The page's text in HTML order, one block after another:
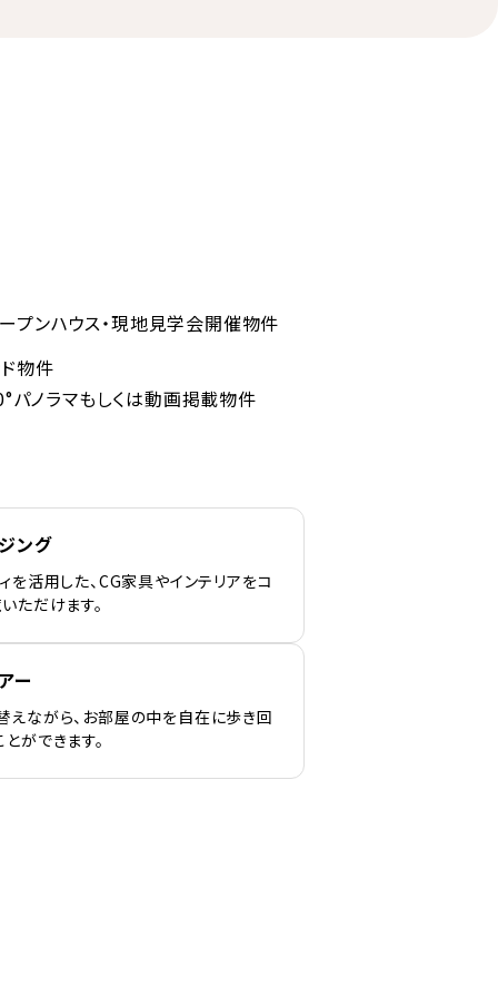
プンハウス・現地見学会開催物件
物件
パノラマもしくは動画掲載物件
ング
を活用した、CG家具やインテリアをコ
ただけます。
ー
えながら、お部屋の中を自在に歩き回
ができます。